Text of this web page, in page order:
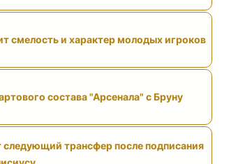
смелость и характер молодых игроков
состава "Арсенала" с Бруну
следующий трансфер после подписания